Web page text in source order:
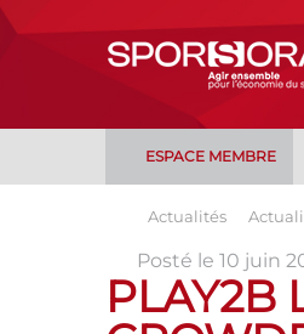
ESPACE MEMBRE
Actualités
Posté le 10 juin
PLAY2B